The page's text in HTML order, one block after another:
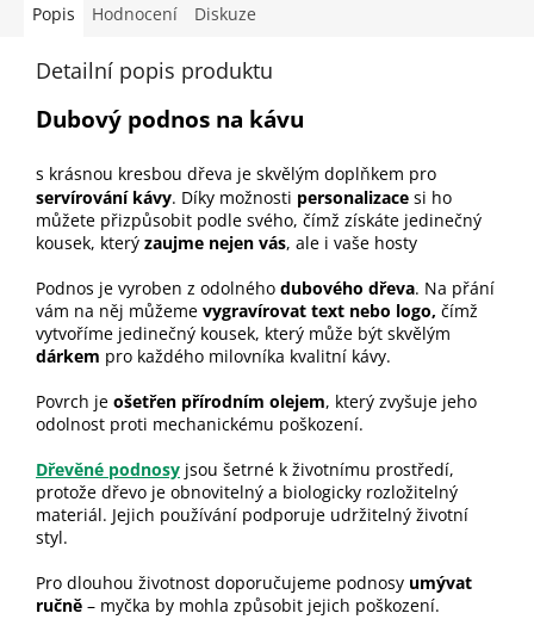
Popis Hodnocení Diskuze
Detailní popis produktu
Dubový podnos na kávu
s krásnou kresbou dřeva je skvělým doplňkem pro
servírování kávy. Díky možnosti personalizace si ho
můžete přizpůsobit podle svého, čímž získáte jedinečný
kousek, který zaujme nejen vás, ale i vaše hosty
Podnos je vyroben z odolného dubového dřeva. Na přání
vám na něj můžeme vygravírovat text nebo logo, čímž
vytvoříme jedinečný kousek, který může být skvělým
dárkem pro každého milovníka kvalitní kávy.
Povrch je ošetřen přírodním olejem, který zvyšuje jeho
odolnost proti mechanickému poškození.
Dřevěné podnosy jsou šetrné k životnímu prostředí,
protože dřevo je obnovitelný a biologicky rozložitelný
materiál. Jejich používání podporuje udržitelný životní
styl.
Pro dlouhou životnost doporučujeme podnosy umývat
ručně – myčka by mohla způsobit jejich poškození.